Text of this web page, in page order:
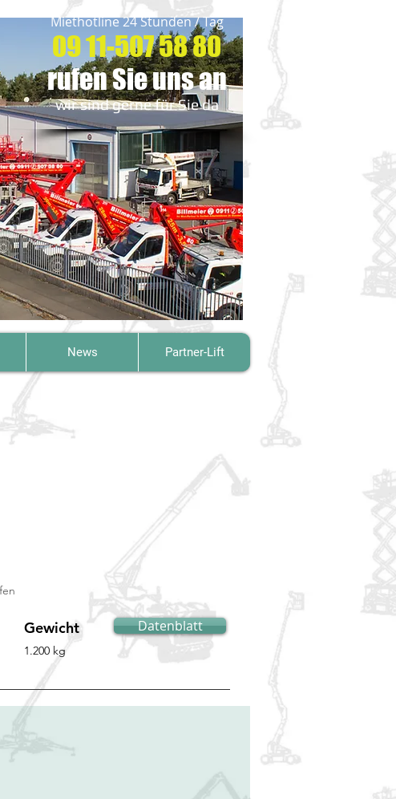
Miethotline 24 Stunden / Tag
09 11-507 58 80
rufen Sie uns an
wir sind gerne für Sie da​
News Partner-Lift
Gewicht
1.200 kg
Datenblatt